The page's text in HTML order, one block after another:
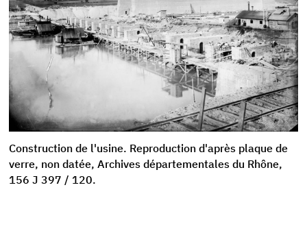
Construction de l'usine. Reproduction d'après plaque de
verre, non datée, Archives départementales du Rhône,
156 J 397 / 120.